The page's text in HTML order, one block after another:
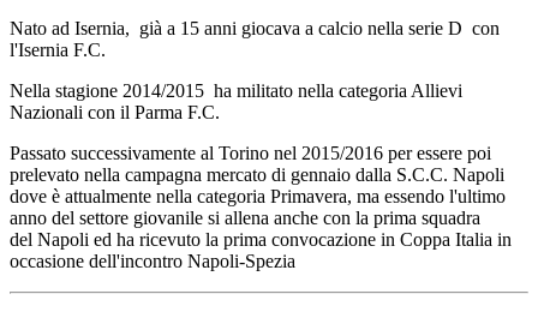
Nato ad Isernia, già a 15 anni giocava a calcio nella serie D con
l'Isernia F.C.
Nella stagione 2014/2015 ha militato nella categoria Allievi
Nazionali con il Parma F.C.
Passato successivamente al Torino nel 2015/2016 per essere poi
prelevato nella campagna mercato di gennaio dalla S.C.C. Napoli
dove è attualmente nella categoria Primavera, ma essendo l'ultimo
anno del settore giovanile si allena anche con la prima squadra
del Napoli ed ha ricevuto la prima convocazione in Coppa Italia in
occasione dell'incontro Napoli-Spezia